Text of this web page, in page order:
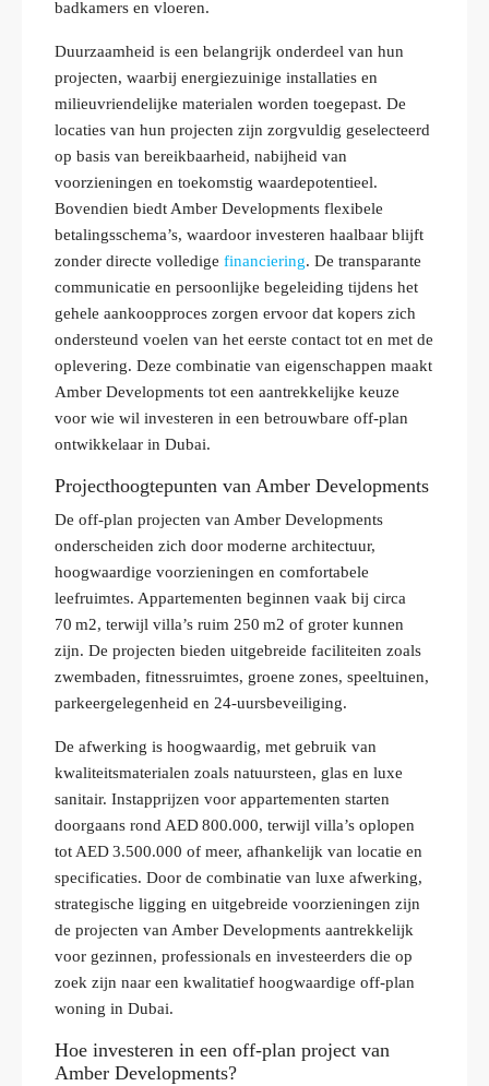
badkamers en vloeren.
Duurzaamheid is een belangrijk onderdeel van hun
projecten, waarbij energiezuinige installaties en
milieuvriendelijke materialen worden toegepast. De
locaties van hun projecten zijn zorgvuldig geselecteerd
op basis van bereikbaarheid, nabijheid van
voorzieningen en toekomstig waardepotentieel.
Bovendien biedt Amber Developments flexibele
betalingsschema’s, waardoor investeren haalbaar blijft
zonder directe volledige financiering. De transparante
communicatie en persoonlijke begeleiding tijdens het
gehele aankoopproces zorgen ervoor dat kopers zich
ondersteund voelen van het eerste contact tot en met de
oplevering. Deze combinatie van eigenschappen maakt
Amber Developments tot een aantrekkelijke keuze
voor wie wil investeren in een betrouwbare off‑plan
ontwikkelaar in Dubai.
Projecthoogtepunten van Amber Developments
De off‑plan projecten van Amber Developments
onderscheiden zich door moderne architectuur,
hoogwaardige voorzieningen en comfortabele
leefruimtes. Appartementen beginnen vaak bij circa
70 m2, terwijl villa’s ruim 250 m2 of groter kunnen
zijn. De projecten bieden uitgebreide faciliteiten zoals
zwembaden, fitnessruimtes, groene zones, speeltuinen,
parkeergelegenheid en 24‑uursbeveiliging.
De afwerking is hoogwaardig, met gebruik van
kwaliteitsmaterialen zoals natuursteen, glas en luxe
sanitair. Instapprijzen voor appartementen starten
doorgaans rond AED 800.000, terwijl villa’s oplopen
tot AED 3.500.000 of meer, afhankelijk van locatie en
specificaties. Door de combinatie van luxe afwerking,
strategische ligging en uitgebreide voorzieningen zijn
de projecten van Amber Developments aantrekkelijk
voor gezinnen, professionals en investeerders die op
zoek zijn naar een kwalitatief hoogwaardige off‑plan
woning in Dubai.
Hoe investeren in een off-plan project van
Amber Developments?